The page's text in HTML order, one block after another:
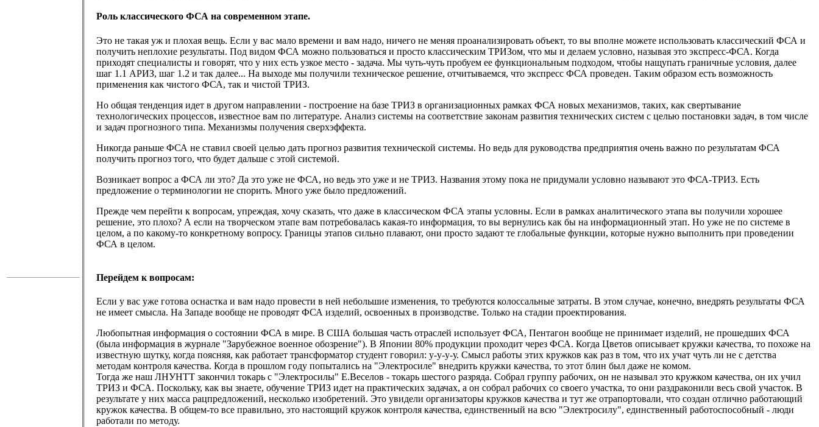
Роль классического ФСА на современном этапе.
Это не такая уж и плохая вещь. Если у вас мало времени и вам надо, ничего не меняя проанализировать объект, то вы вполне можете использовать классический ФСА и
получить неплохие результаты. Под видом ФСА можно пользоваться и просто классическим ТРИЗом, что мы и делаем условно, называя это экспресс-ФСА. Когда
приходят специалисты и говорят, что у них есть узкое место - задача. Мы чуть-чуть пробуем ее функциональным подходом, чтобы нащупать граничные условия, далее
шаг 1.1 АРИЗ, шаг 1.2 и так далее... На выходе мы получили техническое решение, отчитываемся, что экспресс ФСА проведен. Таким образом есть возможность
применения как чистого ФСА, так и чистой ТРИЗ.
Но общая тенденция идет в другом направлении - построение на базе ТРИЗ в организационных рамках ФСА новых механизмов, таких, как свертывание
технологических процессов, известное вам по литературе. Анализ системы на соответствие законам развития технических систем с целью постановки задач, в том числе
и задач прогнозного типа. Механизмы получения сверхэффекта.
Никогда раньше ФСА не ставил своей целью дать прогноз развития технической системы. Но ведь для руководства предприятия очень важно по результатам ФСА
получить прогноз того, что будет дальше с этой системой.
Возникает вопрос а ФСА ли это? Да это уже не ФСА, но ведь это уже и не ТРИЗ. Названия этому пока не придумали условно называют это ФСА-ТРИЗ. Есть
предложение о терминологии не спорить. Много уже было предложений.
Прежде чем перейти к вопросам, упреждая, хочу сказать, что даже в классическом ФСА этапы условны. Если в рамках аналитического этапа вы получили хорошее
решение, это плохо? А если на творческом этапе вам потребовалась какая-то информация, то вы вернулись как бы на информационный этап. Но уже не по системе в
целом, а по какому-то конкретному вопросу. Границы этапов сильно плавают, они просто задают те глобальные функции, которые нужно выполнить при проведении
ФСА в целом.
Перейдем к вопросам:
Если у вас уже готова оснастка и вам надо провести в ней небольшие изменения, то требуются колоссальные затраты. В этом случае, конечно, внедрять результаты ФСА
не имеет смысла. На Западе вообще не проводят ФСА изделий, освоенных в производстве. Только на стадии проектирования.
Любопытная информация о состоянии ФСА в мире. В США большая часть отраслей использует ФСА, Пентагон вообще не принимает изделий, не прошедших ФСА
(была информация в журнале "Зарубежное военное обозрение"). В Японии 80% продукции проходит через ФСА. Когда Цветов описывает кружки качества, то похоже на
известную шутку, когда поясняя, как работает трансформатор студент говорил: у-у-у-у. Смысл работы этих кружков как раз в том, что их учат чуть ли не с детства
методам контроля качества. Когда в прошлом году попытались на "Электросиле" внедрить кружки качества, то этот блин был даже не комом.
Тогда же наш ЛНУНТТ закончил токарь с "Электросилы" Е.Веселов - токарь шестого разряда. Собрал группу рабочих, он не называл это кружком качества, он их учил
ТРИЗ и ФСА. Поскольку, как вы знаете, обучение ТРИЗ идет на практических задачах, а он собрал рабочих со своего участка, то они раздраконили весь свой участок. В
результате у них масса рацпредложений, несколько изобретений. Это увидели организаторы кружков качества и тут же отрапортовали, что создан отлично работающий
кружок качества. В общем-то все правильно, это настоящий кружок контроля качества, единственный на всю "Электросилу", единственный работоспособный - люди
работали по методу.